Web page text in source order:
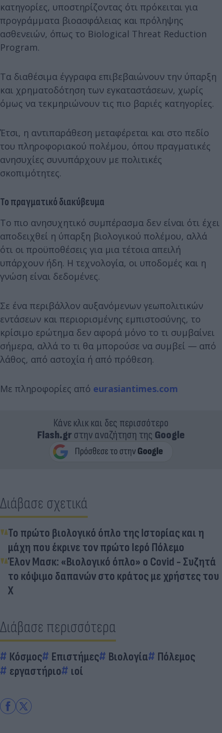
κατηγορίες, υποστηρίζοντας ότι πρόκειται για
προγράμματα βιοασφάλειας και πρόληψης
ασθενειών, όπως το Biological Threat Reduction
Program.
Τα διαθέσιμα έγγραφα επιβεβαιώνουν την ύπαρξη
και χρηματοδότηση των εγκαταστάσεων, χωρίς
όμως να τεκμηριώνουν τις πιο βαριές κατηγορίες.
Έτσι, η αντιπαράθεση μεταφέρεται και στο πεδίο
του πληροφοριακού πολέμου, όπου πραγματικές
ανησυχίες συνυπάρχουν με πολιτικές
σκοπιμότητες.
Το πραγματικό διακύβευμα
Το πιο ανησυχητικό συμπέρασμα δεν είναι ότι έχει
αποδειχθεί η ύπαρξη βιολογικού πολέμου, αλλά
ότι οι προϋποθέσεις για μια τέτοια απειλή
υπάρχουν ήδη. Η τεχνολογία, οι υποδομές και η
γνώση είναι δεδομένες.
Σε ένα περιβάλλον αυξανόμενων γεωπολιτικών
εντάσεων και περιορισμένης εμπιστοσύνης, το
κρίσιμο ερώτημα δεν αφορά μόνο το τι συμβαίνει
σήμερα, αλλά το τι θα μπορούσε να συμβεί — από
λάθος, από αστοχία ή από πρόθεση.
Με πληροφορίες από eurasiantimes.com
Κάνε κλικ και δες περισσότερο
Flash.grστην αναζήτηση της Google
Διάβασε σχετικά
Το πρώτο βιολογικό όπλο της Ιστορίας και η
μάχη που έκρινε τον πρώτο Ιερό Πόλεμο
Έλον Μασκ: «Βιολογικό όπλο» ο Covid - Συζητά
το κόψιμο δαπανών στο κράτος με χρήστες του
X
Διάβασε περισσότερα
Κόσμος Επιστήμες Βιολογία
Πόλεμος
εργαστήριο
ιοί